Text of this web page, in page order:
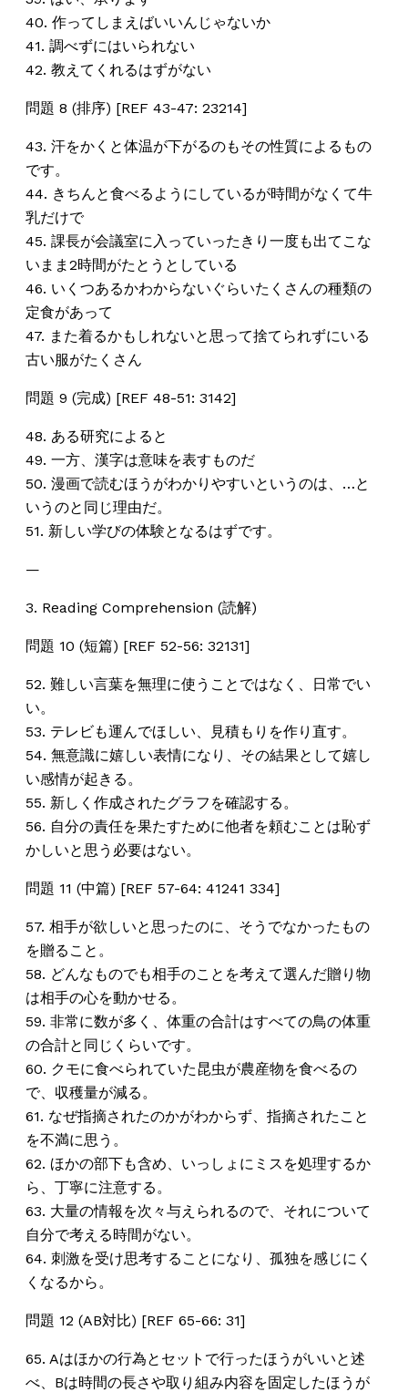
40. 作ってしまえばいいんじゃないか
41. 調べずにはいられない
42. 教えてくれるはずがない
問題 8 (排序) [REF 43-47: 23214]
43. 汗をかくと体温が下がるのもその性質によるもの
です。
44. きちんと食べるようにしているが時間がなくて牛
乳だけで
45. 課長が会議室に入っていったきり一度も出てこな
いまま2時間がたとうとしている
46. いくつあるかわからないぐらいたくさんの種類の
定食があって
47. また着るかもしれないと思って捨てられずにいる
古い服がたくさん
問題 9 (完成) [REF 48-51: 3142]
48. ある研究によると
49. 一方、漢字は意味を表すものだ
50. 漫画で読むほうがわかりやすいというのは、…と
いうのと同じ理由だ。
51. 新しい学びの体験となるはずです。
—
3. Reading Comprehension (読解)
問題 10 (短篇) [REF 52-56: 32131]
52. 難しい言葉を無理に使うことではなく、日常でい
い。
53. テレビも運んでほしい、見積もりを作り直す。
54. 無意識に嬉しい表情になり、その結果として嬉し
い感情が起きる。
55. 新しく作成されたグラフを確認する。
56. 自分の責任を果たすために他者を頼むことは恥ず
かしいと思う必要はない。
問題 11 (中篇) [REF 57-64: 41241 334]
57. 相手が欲しいと思ったのに、そうでなかったもの
を贈ること。
58. どんなものでも相手のことを考えて選んだ贈り物
は相手の心を動かせる。
59. 非常に数が多く、体重の合計はすべての鳥の体重
の合計と同じくらいです。
60. クモに食べられていた昆虫が農産物を食べるの
で、収穫量が減る。
61. なぜ指摘されたのかがわからず、指摘されたこと
を不満に思う。
62. ほかの部下も含め、いっしょにミスを処理するか
ら、丁寧に注意する。
63. 大量の情報を次々与えられるので、それについて
自分で考える時間がない。
64. 刺激を受け思考することになり、孤独を感じにく
くなるから。
問題 12 (AB対比) [REF 65-66: 31]
65. Aはほかの行為とセットで行ったほうがいいと述
べ、Bは時間の長さや取り組み内容を固定したほうが